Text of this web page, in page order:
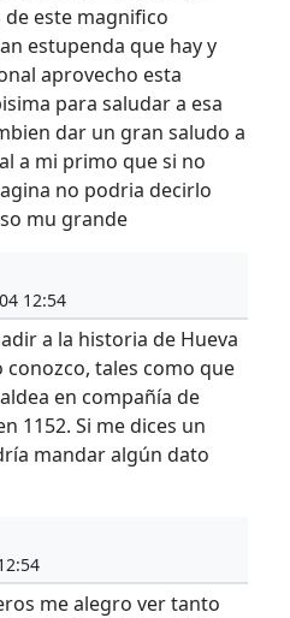
este magnifico
estupenda que hay y
aprovecho esta
para saludar a esa
dar un gran saludo a
a mi primo que si no
no podria decirlo
mu grande
12:54
a la historia de Hueva
tales como que
en compañía de
1152. Si me dices un
mandar algún dato
me alegro ver tanto